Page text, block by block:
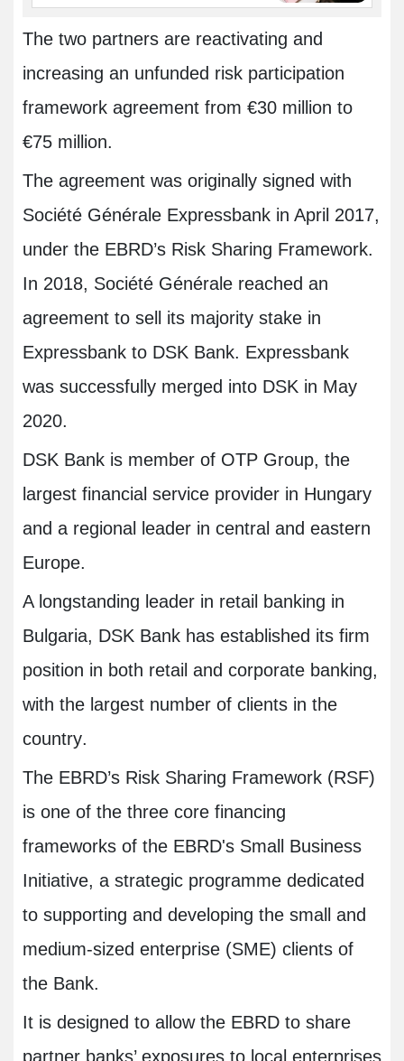
The two partners are reactivating and
increasing an unfunded risk participation
framework agreement from €30 million to
€75 million.
The agreement was originally signed with
Société Générale Expressbank in April 2017,
under the EBRD’s Risk Sharing Framework.
In 2018, Société Générale reached an
agreement to sell its majority stake in
Expressbank to DSK Bank. Expressbank
was successfully merged into DSK in May
2020.
DSK Bank is member of OTP Group, the
largest financial service provider in Hungary
and a regional leader in central and eastern
Europe.
A longstanding leader in retail banking in
Bulgaria, DSK Bank has established its firm
position in both retail and corporate banking,
with the largest number of clients in the
country.
The EBRD’s Risk Sharing Framework (RSF)
is one of the three core financing
frameworks of the EBRD's Small Business
Initiative, a strategic programme dedicated
to supporting and developing the small and
medium-sized enterprise (SME) clients of
the Bank.
It is designed to allow the EBRD to share
partner banks’ exposures to local enterprises